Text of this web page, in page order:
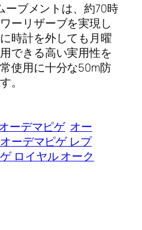
ーブメントは、約70時
ーリザーブを実現し
時計を外しても月曜
できる高い実用性を
使用に十分な50m防
。
ーデマピゲ オー
オーデマピゲ レプ
ロイヤル オーク